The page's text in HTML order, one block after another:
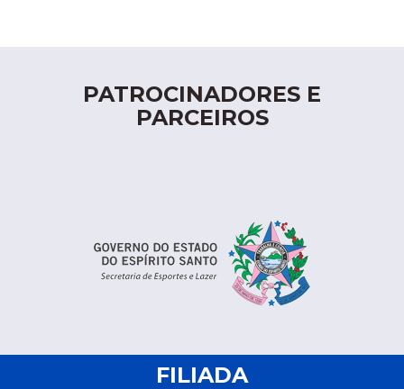
PATROCINADORES E
PARCEIROS
FILIADA